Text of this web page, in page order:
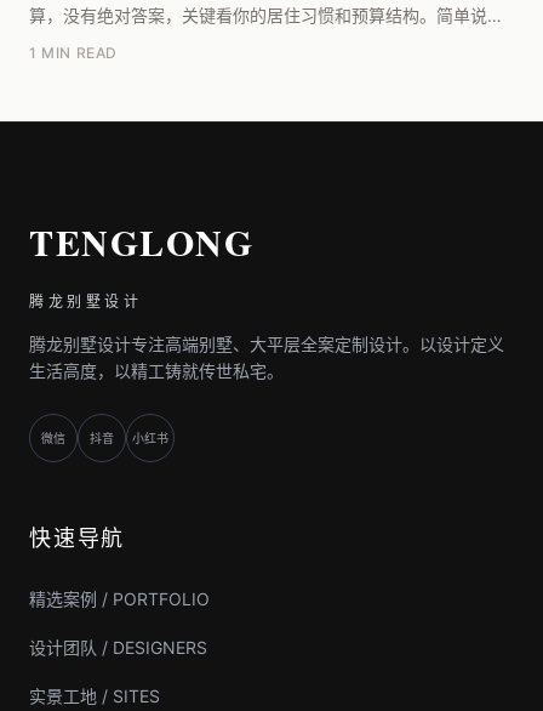
算，没有绝对答案，关键看你的居住习惯和预算结构。简单说：
1 MIN READ
TENGLONG
腾龙别墅设计
腾龙别墅设计专注高端别墅、大平层全案定制设计。以设计定义
生活高度，以精工铸就传世私宅。
微信 抖音 小红书
快速导航
精选案例 / PORTFOLIO
设计团队 / DESIGNERS
实景工地 / SITES